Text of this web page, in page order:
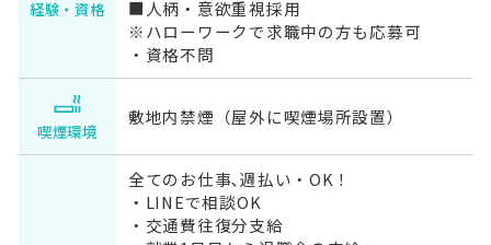
経験・資格
■人柄・意欲重視採用
※ハローワークで求職中の方も応募可
・資格不問
喫煙環境
敷地内禁煙（屋外に喫煙場所設置）
全てのお仕事､週払い・OK！
・LINEで相談OK
・交通費往復分支給